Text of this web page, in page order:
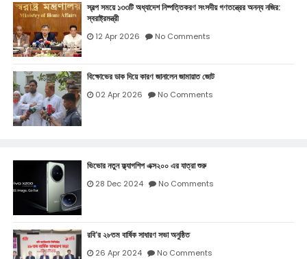
স্বল্প সময়ে ১৩৩টি অধ্যাদেশ নিষ্পত্তিকরণ সংসদীয় গণতন্ত্রের অনন্য নজির:
স্বরাষ্ট্রমন্ত্রী
12 Apr 2026 No Comments
বিক্ষোভের ডাক দিয়ে কারণ জানালেন জামায়াত জোট
02 Apr 2026 No Comments
ভিভোর নতুন ফ্ল্যাগশিপ এক্স২০০ এর যাত্রা শুরু
28 Dec 2024 No Comments
রবি’র ২৮তম বার্ষিক সাধারণ সভা অনুষ্ঠিত
26 Apr 2024 No Comments